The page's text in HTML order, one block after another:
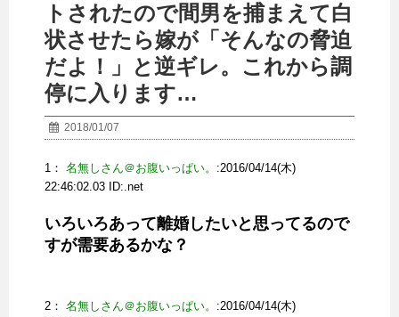
トされたので間男を捕まえて白
状させたら嫁が「そんなの脅迫
だよ！」と逆ギレ。これから調
停に入ります…
2018/01/07
1： 名無しさん＠お腹いっぱい。 :2016/04/14(木)
22:46:02.03 ID:.net
いろいろあって離婚したいと思ってるので
すが需要あるかな？
2： 名無しさん＠お腹いっぱい。 :2016/04/14(木)